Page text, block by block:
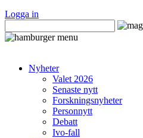
Logga in
Nyheter
Valet 2026
Senaste nytt
Forskningsnyheter
Personnytt
Debatt
Ivo-fall